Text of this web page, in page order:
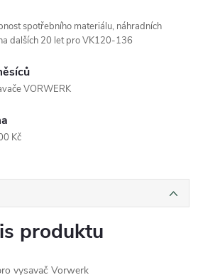
spotřebního materiálu, náhradních
dalších 20 let pro VK120-136
VORWERK
Kč
produktu
vysavač Vorwerk